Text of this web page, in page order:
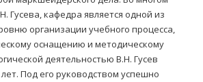
Гусева, кафедра является одной из
организации учебного процесса,
оснащению и методическому
деятельностью В.Н. Гусев
Под его руководством успешно